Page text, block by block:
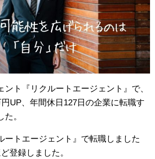
ント『リクルートエージェント』で、
UP、年間休日127日の企業に転職す
。
ートエージェント』で転職しました
登録しました。